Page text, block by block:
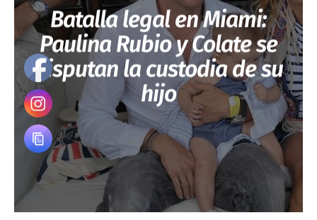
Batalla legal en Miami:
Paulina Rubio y Colate se
disputan la custodia de su
hijo